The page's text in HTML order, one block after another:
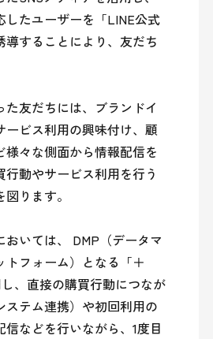
したユーザーを「LINE公式
導することにより、友だち
友だちには、ブランドイ
ービス利用の興味付け、顧
様々な側面から情報配信を
動やサービス利用を行う
ります。
いては、 DMP（データマ
トフォーム）となる「＋
、直接の購買行動につなが
ステム連携）や初回利用の
信などを行いながら、1度目